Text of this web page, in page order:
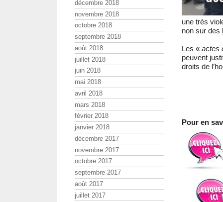
une très
non sur des
Les « actes
peuvent
droits de
Pour en
décembre 2018
novembre 2018
octobre 2018
septembre 2018
août 2018
juillet 2018
juin 2018
mai 2018
avril 2018
mars 2018
février 2018
janvier 2018
décembre 2017
novembre 2017
octobre 2017
septembre 2017
août 2017
juillet 2017